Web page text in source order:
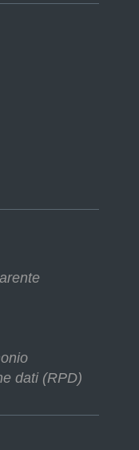
dati (RPD)